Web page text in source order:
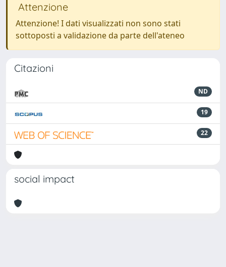
Attenzione
Attenzione! I dati visualizzati non sono stati
sottoposti a validazione da parte dell'ateneo
Citazioni
ND
19
22
social impact